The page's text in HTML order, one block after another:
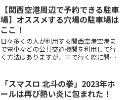
小倉競馬場の近くで、予約できる駐車場
サービスを紹介します。ReadMore...
【関西空港周辺で予約できる駐車
場】オススメする穴場の駐車場は
ここ！
日々多くの人が利用する関西空港空港ま
で電車などの公共交通機関を利用して行
く方法はありますが、車で行く際に問題
空港を利用する際、特に駐車場の確保が
できるか不安になりますよReadMore...
「スマスロ 北斗の拳」2023年ホ
ールは再び熱い炎に包まれた！